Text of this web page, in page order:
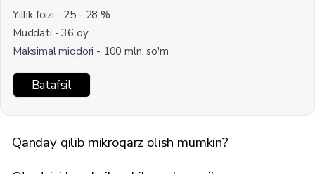
Yillik foizi - 25 - 28 %
Muddati - 36 oy
Maksimal miqdori - 100 mln. so'm
Batafsil
Qanday qilib mikroqarz olish mumkin?